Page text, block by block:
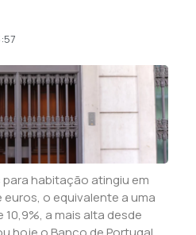
para habitação atingiu em
euros, o equivalente a uma
a mais alta desde